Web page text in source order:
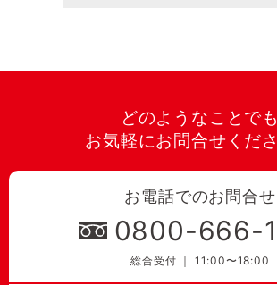
どのようなことでも
お気軽にお問合せくださ
お電話でのお問合せ
0800-666-
総合受付 ｜ 11:00〜18:00